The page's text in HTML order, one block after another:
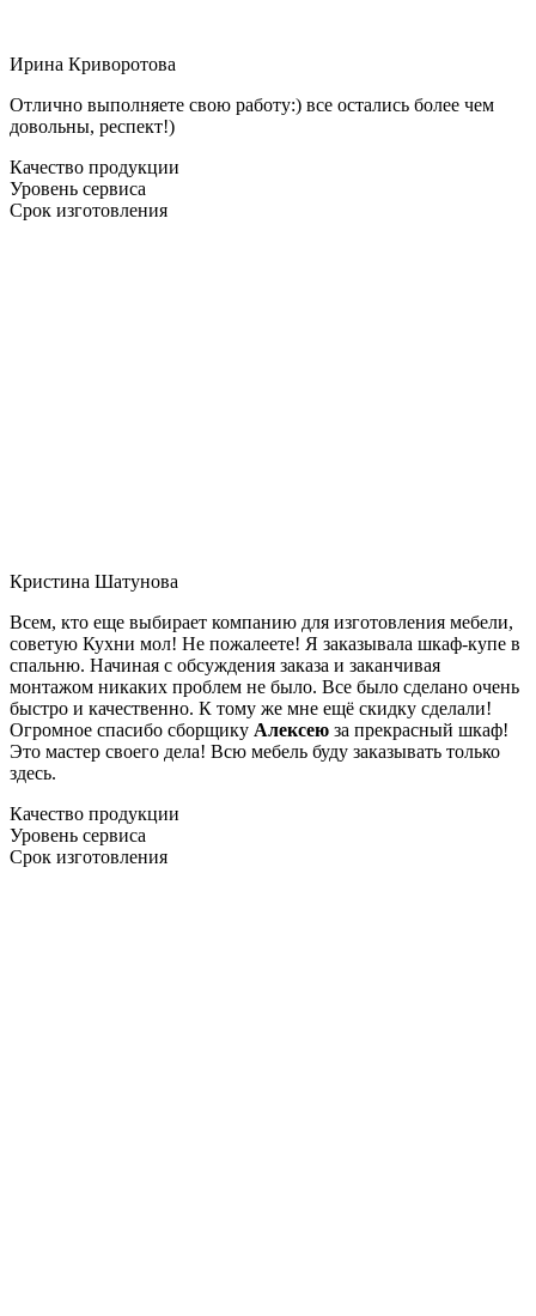
Ирина Криворотова
Отлично выполняете свою работу:) все остались более чем
довольны, респект!)
Качество продукции
Уровень сервиса
Срок изготовления
Кристина Шатунова
Всем, кто еще выбирает компанию для изготовления мебели,
советую Кухни мол! Не пожалеете! Я заказывала шкаф-купе в
спальню. Начиная с обсуждения заказа и заканчивая
монтажом никаких проблем не было. Все было сделано очень
быстро и качественно. К тому же мне ещё скидку сделали!
Огромное спасибо сборщику Алексею за прекрасный шкаф!
Это мастер своего дела! Всю мебель буду заказывать только
здесь.
Качество продукции
Уровень сервиса
Срок изготовления